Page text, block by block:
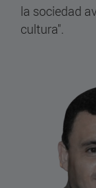
la sociedad
cultura".